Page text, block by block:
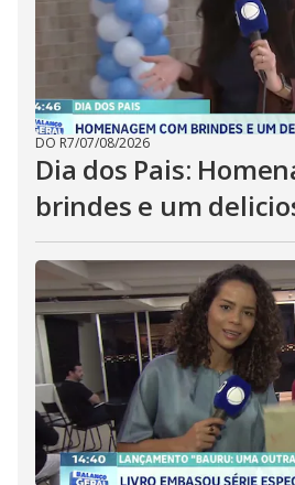
DO R7/07/08/2026
Dia dos Pais:
brindes e um